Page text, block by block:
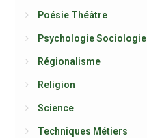
Poésie Théâtre
Psychologie Sociologie
Régionalisme
Religion
Science
Techniques Métiers